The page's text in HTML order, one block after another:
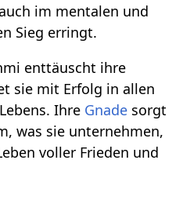
im mentalen und
Sieg erringt.
enttäuscht ihre
sie mit Erfolg in allen
Ihre Gnade sorgt
was sie unternehmen,
voller Frieden und